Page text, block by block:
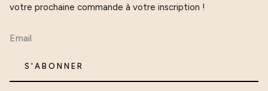
Devenir ambassadrice
votre prochaine commande à votre inscription !
S'ABONNER